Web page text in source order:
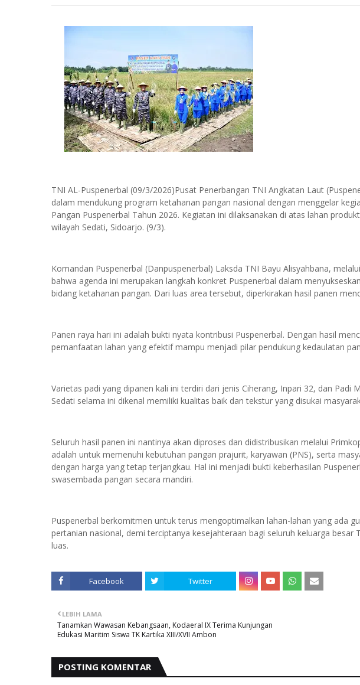
TNI AL-Puspenerbal (09/3/2026)Pusat Penerbangan TNI Angkatan Laut
dalam mendukung program ketahanan pangan nasional dengan menggelar
Pangan Puspenerbal Tahun 2026. Kegiatan ini dilaksanakan di atas lahan
wilayah Sedati, Sidoarjo. (9/3).
Komandan Puspenerbal (Danpuspenerbal) Laksda TNI Bayu Alisyahbana,
bahwa agenda ini merupakan langkah konkret Puspenerbal dalam
bidang ketahanan pangan. Dari luas area tersebut, diperkirakan hasil panen
Panen raya hari ini adalah bukti nyata kontribusi Puspenerbal. Dengan hasil
pemanfaatan lahan yang efektif mampu menjadi pilar pendukung kedaulatan
Varietas padi yang dipanen kali ini terdiri dari jenis Ciherang, Inpari 32, dan Padi
Sedati selama ini dikenal memiliki kualitas baik dan tekstur yang disukai
Seluruh hasil panen ini nantinya akan diproses dan didistribusikan melalui
adalah untuk memenuhi kebutuhan pangan prajurit, karyawan (PNS), serta
dengan harga yang tetap terjangkau. Hal ini menjadi bukti keberhasilan
swasembada pangan secara mandiri.
Puspenerbal berkomitmen untuk terus mengoptimalkan lahan-lahan yang ada
pertanian nasional, demi terciptanya kesejahteraan bagi seluruh keluarga besar
luas.
Facebook Twitter
LEBIH LAMA
Tanamkan Wawasan Kebangsaan, Kodaeral IX Terima Kunjungan
Edukasi Maritim Siswa TK Kartika XIII/XVII Ambon
POSTING KOMENTAR